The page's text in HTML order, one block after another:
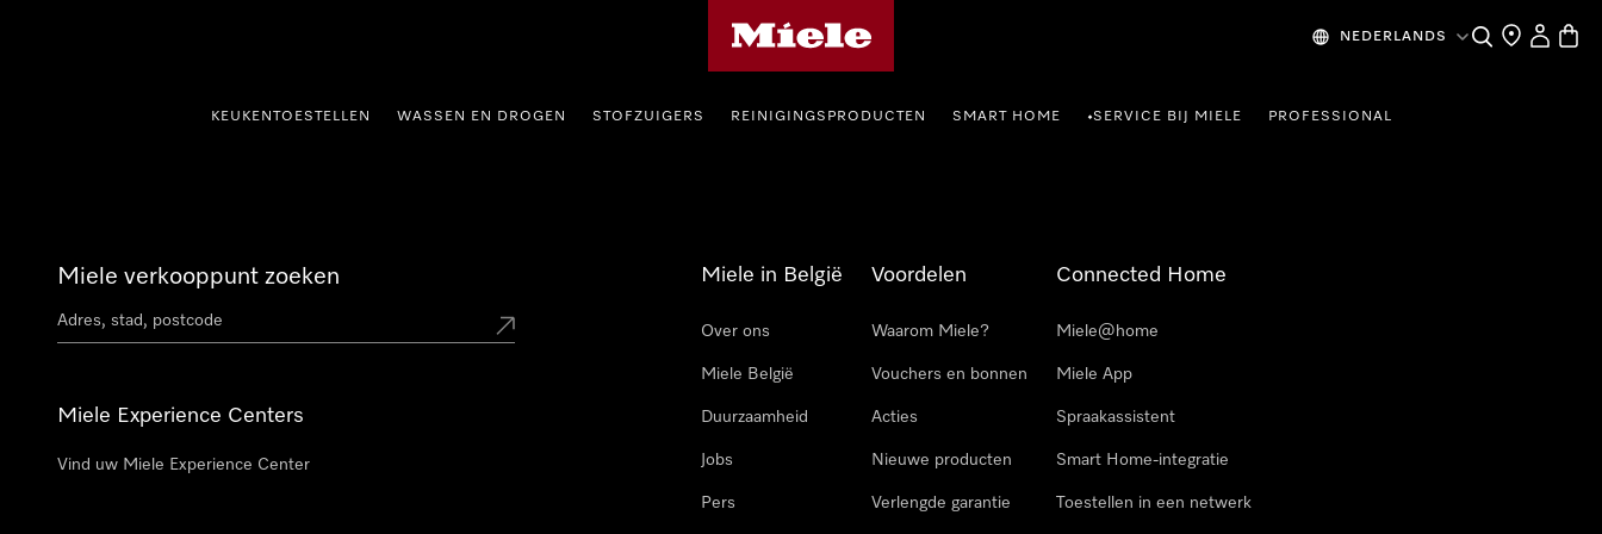
NEDERLANDS Wat zoek je?
Dealer zoeken
Mijn
KEUKENTOESTELLEN WASSEN EN DROGEN STOFZUIGERS REINIGINGSPRODUCTEN SMART HOME •SERVICE BIJ MIELE PROFESSIONAL
Miele verkooppunt zoeken
Miele Experience Centers
Vind uw Miele Experience Center
Miele in België
Over ons
Miele België
Duurzaamheid
Jobs
Pers
Voordelen
Waarom Miele?
Vouchers en bonnen
Acties
Nieuwe producten
Verlengde garantie
Connected Home
Miele@home
Miele App
Spraakassistent
Smart Home-integratie
Toestellen in een netwerk